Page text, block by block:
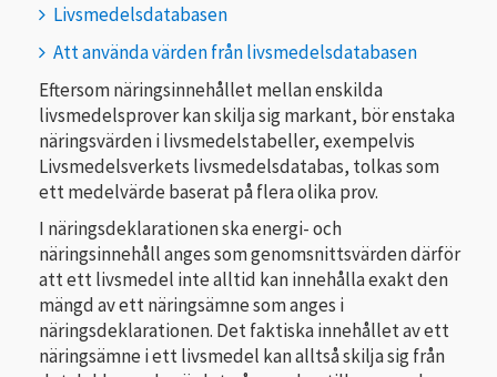
Livsmedelsdatabasen
Att använda värden från livsmedelsdatabasen
Eftersom näringsinnehållet mellan enskilda
livsmedelsprover kan skilja sig markant, bör enstaka
näringsvärden i livsmedelstabeller, exempelvis
Livsmedelsverkets livsmedelsdatabas, tolkas som
ett medelvärde baserat på flera olika prov.
I näringsdeklarationen ska energi- och
näringsinnehåll anges som genomsnittsvärden därför
att ett livsmedel inte alltid kan innehålla exakt den
mängd av ett näringsämne som anges i
näringsdeklarationen. Det faktiska innehållet av ett
näringsämne i ett livsmedel kan alltså skilja sig från